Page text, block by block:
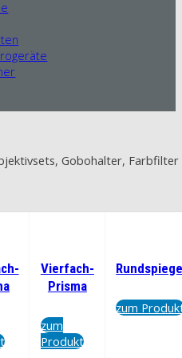
Gobohalter,
Vierfach-
Prisma
zum
Produkt
zum